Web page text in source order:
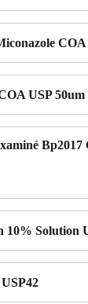
COA
USP 50um
Bp2017
10% Solution